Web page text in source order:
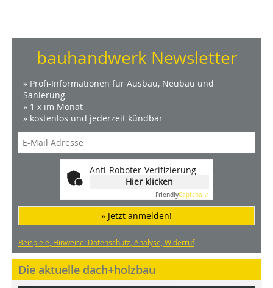
bauhandwerk Newsletter
» Profi-Informationen für Ausbau, Neubau und
Sanierung
» 1 x im Monat
» kostenlos und jederzeit kündbar
Anti-Roboter-Verifizierung
Hier klicken
FriendlyCaptcha ⇗
» Jetzt anmelden!
Beispiele, Hinweise: Datenschutz, Analyse, Widerruf
Die aktuelle dach+holzbau